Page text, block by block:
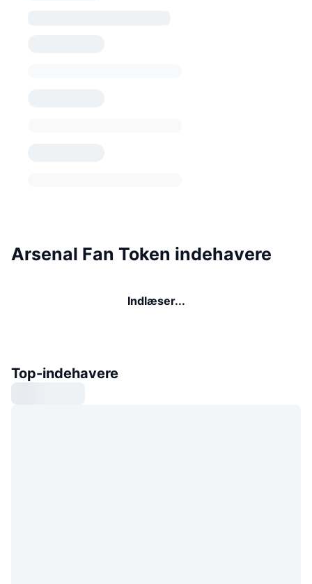
Arsenal Fan Token indehavere
Indlæser...
Top-indehavere